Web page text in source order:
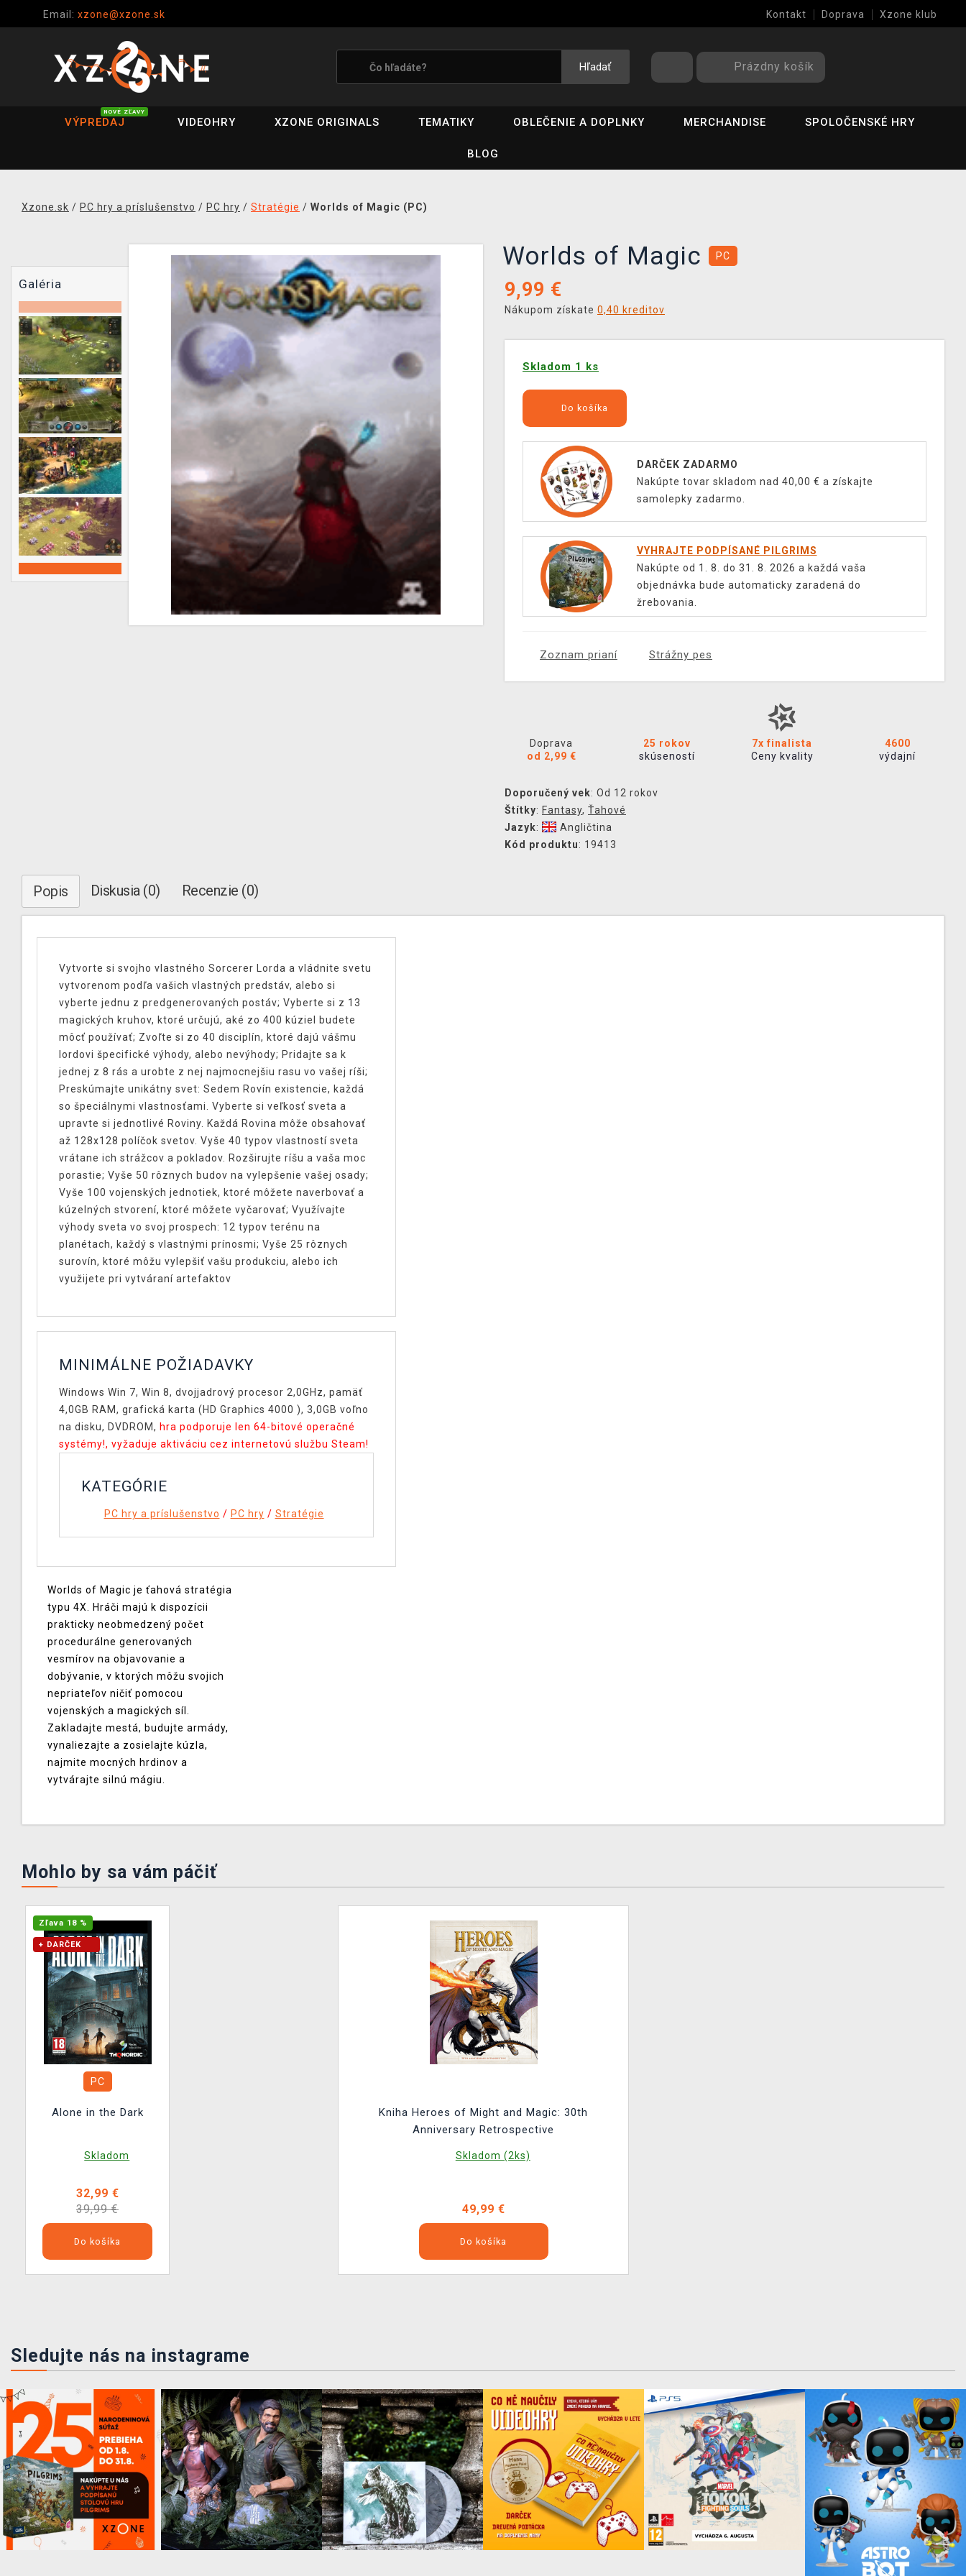
Email: xzone@xzone.sk Kontakt Doprava Xzone klub
Hľadať Prázdny košík
VÝPREDAJ
NOVÉ ZĽAVY
VIDEOHRY XZONE ORIGINALS TEMATIKY OBLEČENIE A DOPLNKY MERCHANDISE SPOLOČENSKÉ HRY
BLOG
Xzone.sk / PC hry a príslušenstvo / PC hry / Stratégie / Worlds of Magic (PC)
Galéria
Worlds of Magic PC
9,99 €
Nákupom získate 0,40 kreditov
Skladom 1 ks
Do košíka
DARČEK ZADARMO
Nakúpte tovar skladom nad 40,00 € a získajte
samolepky zadarmo.
VYHRAJTE PODPÍSANÉ PILGRIMS
Nakúpte od 1. 8. do 31. 8. 2026 a každá vaša
objednávka bude automaticky zaradená do
žrebovania.
Zoznam prianí Strážny pes
Doprava
od 2,99 €
25 rokov
skúseností
7x finalista
Ceny kvality
4600
výdajní
Doporučený vek: Od 12 rokov
Štítky: Fantasy, Ťahové
Jazyk:
Angličtina
Kód produktu: 19413
Popis Diskusia (0) Recenzie (0)
Vytvorte si svojho vlastného Sorcerer Lorda a vládnite svetu
vytvorenom podľa vašich vlastných predstáv, alebo si
vyberte jednu z predgenerovaných postáv; Vyberte si z 13
magických kruhov, ktoré určujú, aké zo 400 kúziel budete
môcť používať; Zvoľte si zo 40 disciplín, ktoré dajú vášmu
lordovi špecifické výhody, alebo nevýhody; Pridajte sa k
jednej z 8 rás a urobte z nej najmocnejšiu rasu vo vašej ríši;
Preskúmajte unikátny svet: Sedem Rovín existencie, každá
so špeciálnymi vlastnosťami. Vyberte si veľkosť sveta a
upravte si jednotlivé Roviny. Každá Rovina môže obsahovať
až 128x128 políčok svetov. Vyše 40 typov vlastností sveta
vrátane ich strážcov a pokladov. Rozširujte ríšu a vaša moc
porastie; Vyše 50 rôznych budov na vylepšenie vašej osady;
Vyše 100 vojenských jednotiek, ktoré môžete naverbovať a
kúzelných stvorení, ktoré môžete vyčarovať; Využívajte
výhody sveta vo svoj prospech: 12 typov terénu na
planétach, každý s vlastnými prínosmi; Vyše 25 rôznych
surovín, ktoré môžu vylepšiť vašu produkciu, alebo ich
využijete pri vytváraní artefaktov
MINIMÁLNE POŽIADAVKY
Windows Win 7, Win 8, dvojjadrový procesor 2,0GHz, pamäť
4,0GB RAM, grafická karta (HD Graphics 4000 ), 3,0GB voľno
na disku, DVDROM, hra podporuje len 64-bitové operačné
systémy!, vyžaduje aktiváciu cez internetovú službu Steam!
KATEGÓRIE
PC hry a príslušenstvo / PC hry / Stratégie
Worlds of Magic je ťahová stratégia
typu 4X. Hráči majú k dispozícii
prakticky neobmedzený počet
procedurálne generovaných
vesmírov na objavovanie a
dobývanie, v ktorých môžu svojich
nepriateľov ničiť pomocou
vojenských a magických síl.
Zakladajte mestá, budujte armády,
vynaliezajte a zosielajte kúzla,
najmite mocných hrdinov a
vytvárajte silnú mágiu.
Mohlo by sa vám páčiť
Zľava 18 %
+ DARČEK
PC
Alone in the Dark
Skladom
32,99 €
39,99 €
Do košíka
Kniha Heroes of Might and Magic: 30th
Anniversary Retrospective
Skladom (2ks)
49,99 €
Do košíka
Sledujte nás na instagrame